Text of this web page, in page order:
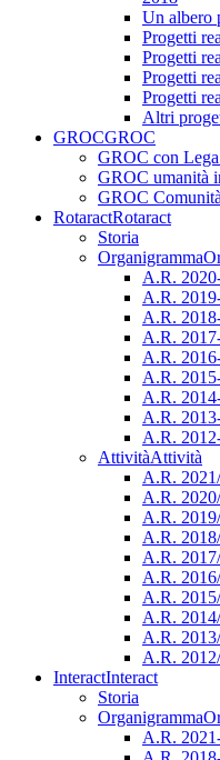
Un albero
Progetti
Progetti
Progetti
Progetti
Altri
GROCGROC
GROC con
GROC umanità
GROC
RotaractRotaract
Storia
Organigramma
A.R.
A.R.
A.R.
A.R.
A.R.
A.R.
A.R.
A.R.
A.R.
AttivitàAttività
A.R.
A.R.
A.R.
A.R.
A.R.
A.R.
A.R.
A.R.
A.R.
A.R.
InteractInteract
Storia
Organigramma
A.R.